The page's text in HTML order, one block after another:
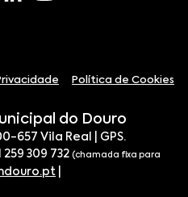
Política de Cookies
do Douro
657 Vila Real | GPS.
259 309 732 (chamada fixa para